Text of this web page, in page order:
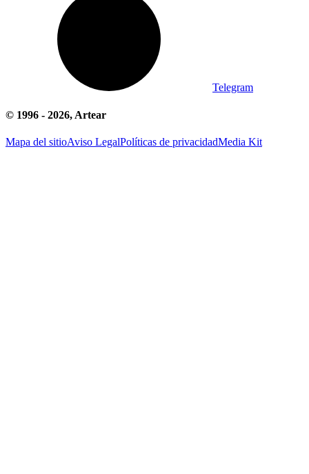
Telegram
© 1996 - 2026, Artear
Mapa del sitioAviso LegalPolíticas de privacidadMedia Kit